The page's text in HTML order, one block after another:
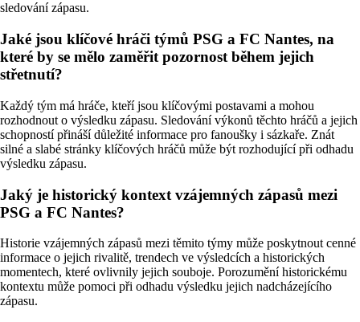
sledování zápasu.
Jaké jsou klíčové hráči týmů PSG a FC Nantes, na
které by se mělo zaměřit pozornost během jejich
střetnutí?
Každý tým má hráče, kteří jsou klíčovými postavami a mohou
rozhodnout o výsledku zápasu. Sledování výkonů těchto hráčů a jejich
schopností přináší důležité informace pro fanoušky i sázkaře. Znát
silné a slabé stránky klíčových hráčů může být rozhodující při odhadu
výsledku zápasu.
Jaký je historický kontext vzájemných zápasů mezi
PSG a FC Nantes?
Historie vzájemných zápasů mezi těmito týmy může poskytnout cenné
informace o jejich rivalitě, trendech ve výsledcích a historických
momentech, které ovlivnily jejich souboje. Porozumění historickému
kontextu může pomoci při odhadu výsledku jejich nadcházejícího
zápasu.